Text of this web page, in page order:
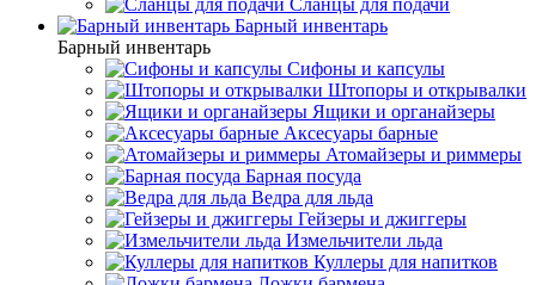
Барный инвентарь
Барный инвентарь
Сифоны и капсулы
Штопоры и открывалки
Ящики и органайзеры
Аксесуары барные
Атомайзеры и риммеры
Барная посуда
Ведра для льда
Гейзеры и джиггеры
Измельчители льда
Куллеры для напитков